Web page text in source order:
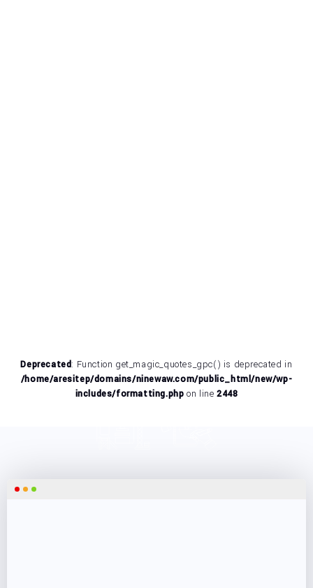
Deprecated: Function get_magic_quotes_gpc() is deprecated in
/home/aresitep/domains/ninewaw.com/public_html/new/wp-
includes/formatting.php on line 2448